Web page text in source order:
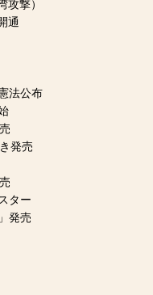
攻撃）
ネル開通
法公布
発売
ター
発売